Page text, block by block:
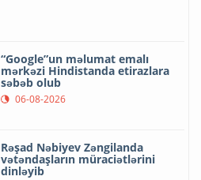
“Google”un məlumat emalı
mərkəzi Hindistanda etirazlara
səbəb olub
06-08-2026
Rəşad Nəbiyev Zəngilanda
vətəndaşların müraciətlərini
dinləyib